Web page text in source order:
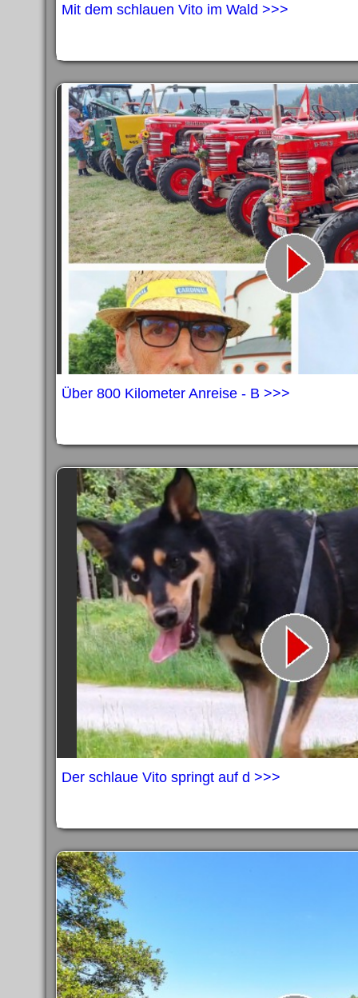
Mit dem schlauen Vito im Wald >>>
Über 800 Kilometer Anreise - B >>>
Der schlaue Vito springt auf d >>>